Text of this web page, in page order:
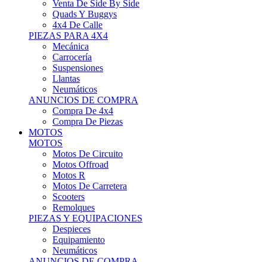
Motos R
Motos De Carretera
Scooters
Remolques
PIEZAS Y EQUIPACIONES
Despieces
Equipamiento
Neumáticos
ANUNCIOS DE COMPRA
Compra Motos
Compra Piezas
ASISTENCIA Y TALLER
ASISTENCIA Y TALLER
Camiones
Autobuses
Furgonetas
Venta De Remolques
Alquiler De Remolques O Furgones
Carpas
Herramientas
ANUNCIOS DE COMPRA
Compra De Vehículos
Compra De Herramientas